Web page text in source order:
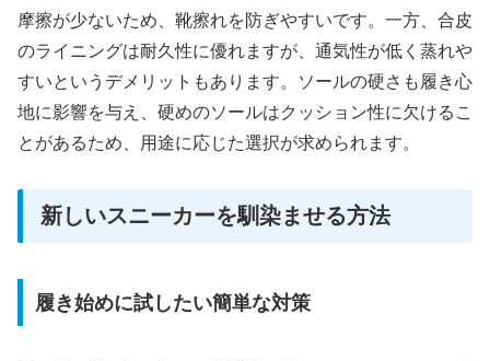
摩擦が少ないため、靴擦れを防ぎやすいです。一方、合皮
のライニングは耐久性に優れますが、通気性が低く蒸れや
すいというデメリットもあります。ソールの硬さも履き心
地に影響を与え、硬めのソールはクッション性に欠けるこ
とがあるため、用途に応じた選択が求められます。
新しいスニーカーを馴染ませる方法
履き始めに試したい簡単な対策